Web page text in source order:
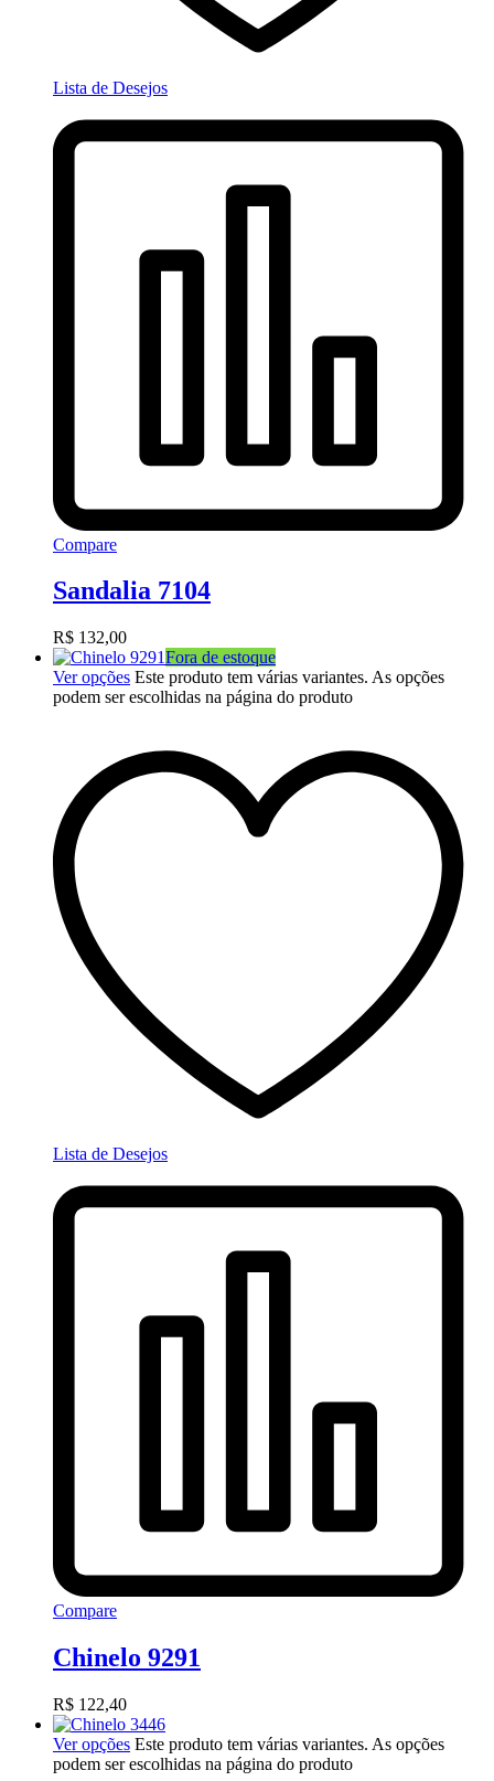
Lista de Desejos
Compare
Sandalia 7104
R$ 132,00
Fora de estoque
Ver opções Este produto tem várias variantes. As opções
podem ser escolhidas na página do produto
Lista de Desejos
Compare
Chinelo 9291
R$ 122,40
Ver opções Este produto tem várias variantes. As opções
podem ser escolhidas na página do produto